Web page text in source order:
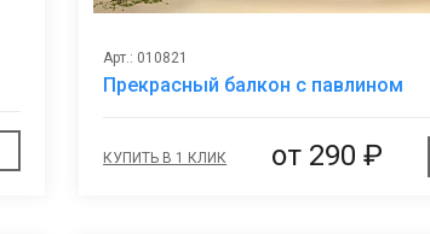
избранноеАрт.: 010821
Прекрасный балкон с павлином
КУПИТЬ В 1 КЛИК от 290 ₽